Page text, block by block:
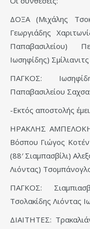
ΔΟΞΑ (Μιχάλης
Γεωργιάδης
Παπαβασιλείου)
Ιωσηφίδης)
ΠΑΓΚΟΣ:
Παπαβασιλείου
-Εκτός αποστολής
ΗΡΑΚΛΗΣ
Βόσπου Γιώγος
(88′ Σιαμπασβίλι)
Λιόντας)
ΠΑΓΚΟΣ:
Τσολακίδης Λιόντας
ΔΙΑΙΤΗΤΕΣ: